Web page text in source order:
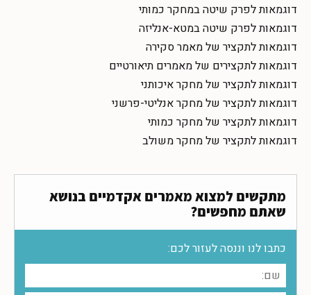
דוגמאות לפרק שיטה במחקר כמותי
דוגמאות לפרק שיטה במטא-אנליזה
דוגמאות לתקציר של מאמר סקירה
דוגמאות לתקצירים של מאמרים תיאורטיים
דוגמאות לתקציר של מחקר איכותני
דוגמאות לתקציר של מחקר אנליטי-פרשני
דוגמאות לתקציר של מחקר כמותי
דוגמאות לתקציר של מחקר משולב
מתקשים למצוא מאמרים אקדמיים בנושא
שאתם מחפשים?
כתבו לנו וננסה לעזור לכם: